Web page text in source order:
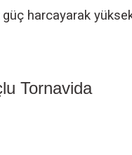
harcayarak
Tornavida